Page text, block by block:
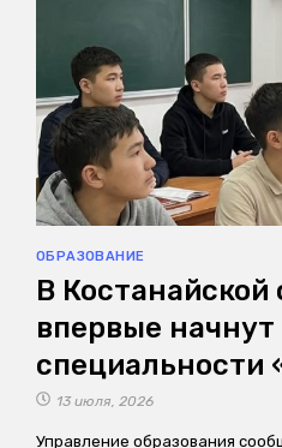
ОБРАЗОВАНИЕ
В Костанайской
впервые начнут
13 июля, 2026
Управление образования